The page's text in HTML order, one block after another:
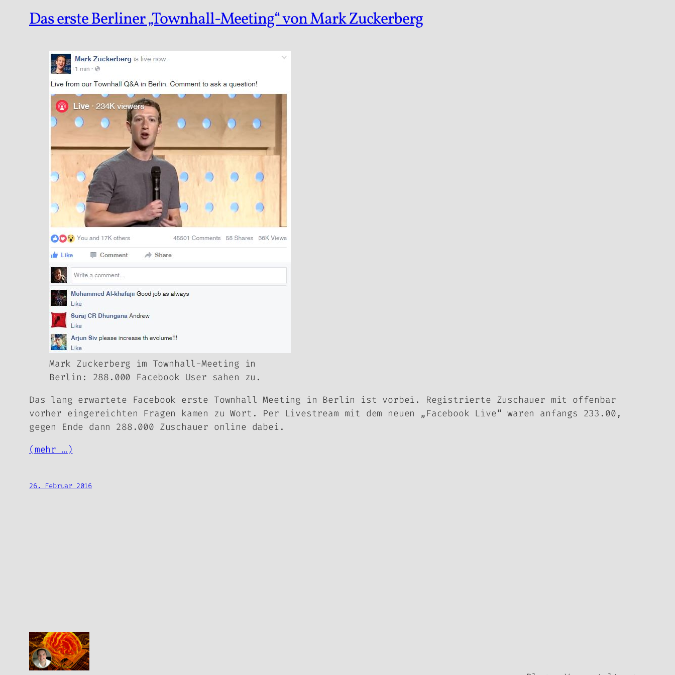
Das erste Berliner „Townhall-Meeting“ von Mark Zuckerberg
Mark Zuckerberg im Townhall-Meeting in
Berlin: 288.000 Facebook User sahen zu.
Das lang erwartete Facebook erste Townhall Meeting in Berlin ist vorbei. Registrierte Zuschauer mit offenbar
vorher eingereichten Fragen kamen zu Wort. Per Livestream mit dem neuen „Facebook Live“ waren anfangs 233.00,
gegen Ende dann 288.000 Zuschauer online dabei.
(mehr …)
26. Februar 2016